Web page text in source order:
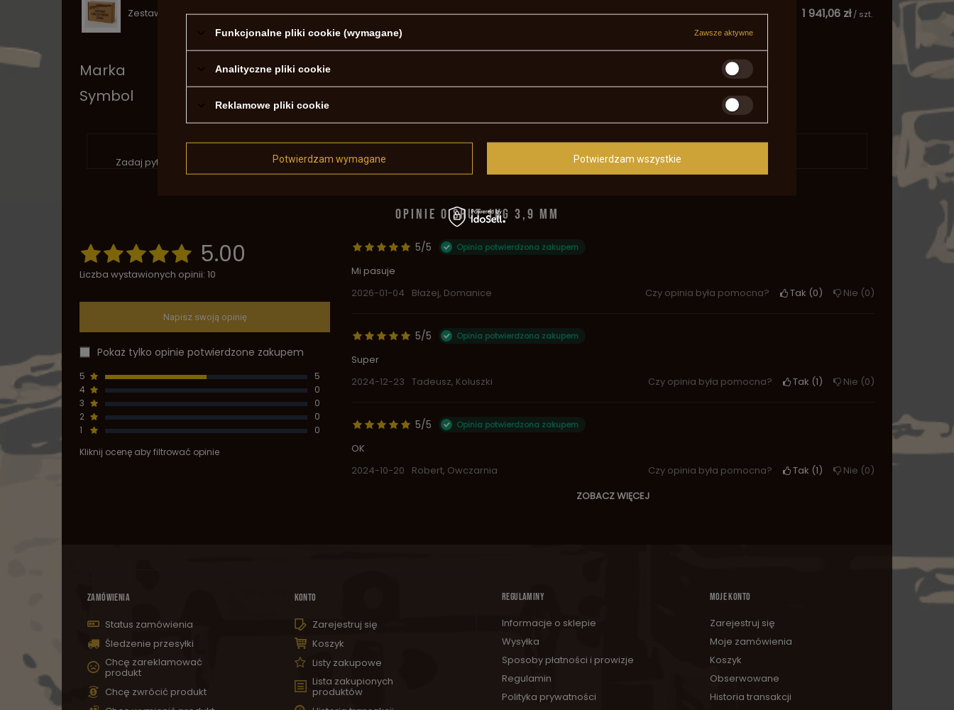
Zestaw akcesoriów 20ga 1 941,06 zł / szt.
Marka
Saguaro-Arms
Symbol
Potrzebujesz pomocy? Masz pytania?
Zadaj pytanie a my odpowiemy niezwłocznie, najciekawsze pytania i odpowiedzi publikując dla innych.
OPINIE O ŚRUT 1KG 3,9 MM
5.00
Liczba wystawionych opinii: 10
Napisz swoją opinię
Pokaż tylko opinie potwierdzone zakupem
5
5
4
0
3
0
2
0
1
0
Kliknij ocenę aby filtrować opinie
5/5 Opinia potwierdzona zakupem
Mi pasuje
2026-01-04
Błażej, Domanice Czy opinia była pomocna? Tak 0 Nie 0
5/5 Opinia potwierdzona zakupem
Super
2024-12-23 Tadeusz, Koluszki Czy opinia była pomocna? Tak 1 Nie 0
5/5 Opinia potwierdzona zakupem
OK
2024-10-20
Robert, Owczarnia Czy opinia była pomocna? Tak 1 Nie 0
ZOBACZ WIĘCEJ
ZAMÓWIENIA
Status zamówienia
Śledzenie przesyłki
Chcę zareklamować
produkt
Chcę zwrócić produkt
KONTO
Zarejestruj się
Koszyk
Listy zakupowe
Lista zakupionych
produktów
REGULAMINY
Informacje o sklepie
Wysyłka
Sposoby płatności i prowizje
Regulamin
Polityka prywatności
MOJE KONTO
Zarejestruj się
Moje zamówienia
Koszyk
Obserwowane
Historia transakcji
Funkcjonalne pliki cookie (wymagane) Zawsze aktywne
Analityczne pliki cookie
Reklamowe pliki cookie
Potwierdzam wymagane Potwierdzam wszystkie